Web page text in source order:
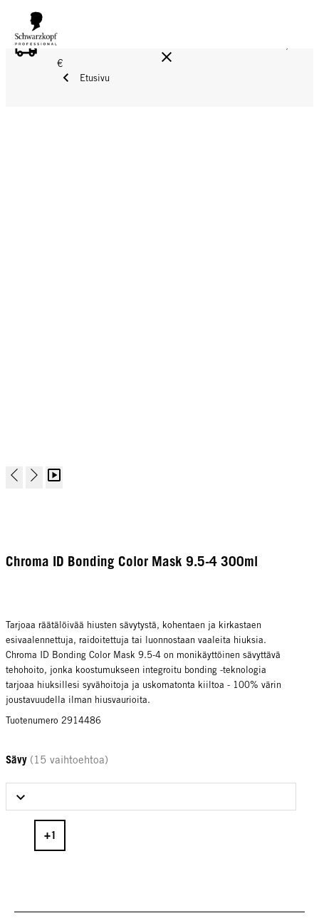
ILMAINEN TOIMITUS YLI 160 € TILAUKSIIN!
€
Etusivu
Chroma ID Bonding Color Mask 9.5-4 300ml
Tarjoaa räätälöivää hiusten sävytystä, kohentaen ja kirkastaen
esivaalennettuja, raidoitettuja tai luonnostaan vaaleita hiuksia.
Chroma ID Bonding Color Mask 9.5-4 on monikäyttöinen sävyttävä
tehohoito, jonka koostumukseen integroitu bonding -teknologia
tarjoaa hiuksillesi syvähoitoja ja uskomatonta kiiltoa - 100% värin
joustavuudella ilman hiusvaurioita.
Tuotenumero 2914486
Sävy (15 vaihtoehtoa)
Select Sävy